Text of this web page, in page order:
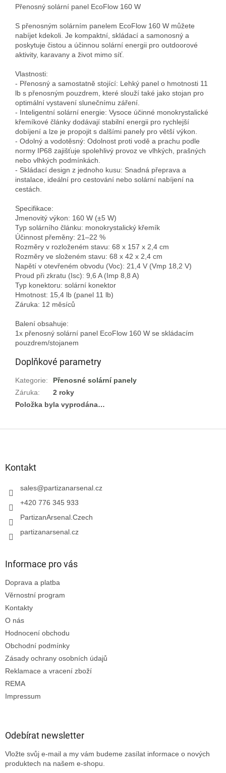
Přenosný solární panel EcoFlow 160 W
S přenosným solárním panelem EcoFlow 160 W můžete
nabíjet kdekoli. Je kompaktní, skládací a samonosný a
poskytuje čistou a účinnou solární energii pro outdoorové
aktivity, karavany a život mimo síť.
Vlastnosti:
- Přenosný a samostatně stojící: Lehký panel o hmotnosti 11
lb s přenosným pouzdrem, které slouží také jako stojan pro
optimální vystavení slunečnímu záření.
- Inteligentní solární energie: Vysoce účinné monokrystalické
křemíkové články dodávají stabilní energii pro rychlejší
dobíjení a lze je propojit s dalšími panely pro větší výkon.
- Odolný a vodotěsný: Odolnost proti vodě a prachu podle
normy IP68 zajišťuje spolehlivý provoz ve vlhkých, prašných
nebo vlhkých podmínkách.
- Skládací design z jednoho kusu: Snadná přeprava a
instalace, ideální pro cestování nebo solární nabíjení na
cestách.
Specifikace:
Jmenovitý výkon: 160 W (±5 W)
Typ solárního článku: monokrystalický křemík
Účinnost přeměny: 21–22 %
Rozměry v rozloženém stavu: 68 x 157 x 2,4 cm
Rozměry ve složeném stavu: 68 x 42 x 2,4 cm
Napětí v otevřeném obvodu (Voc): 21,4 V (Vmp 18,2 V)
Proud při zkratu (Isc): 9,6 A (Imp 8,8 A)
Typ konektoru: solární konektor
Hmotnost: 15,4 lb (panel 11 lb)
Záruka: 12 měsíců
Balení obsahuje:
1x přenosný solární panel EcoFlow 160 W se skládacím
Doplňkové parametry
Kategorie:
Přenosné solární panely
Záruka:
2 roky
Položka byla vyprodána…
Kontakt
sales@partizanarsenal.cz
+420 776 345 933
PartizanArsenal.Czech
partizanarsenal.cz
Informace pro vás
Doprava a platba
Věrnostní program
Kontakty
O nás
Hodnocení obchodu
Obchodní podmínky
Zásady ochrany osobních údajů
Reklamace a vracení zboží
REMA
Impressum
Odebírat newsletter
Vložte svůj e-mail a my vám budeme zasílat informace o nových
produktech na našem e-shopu.